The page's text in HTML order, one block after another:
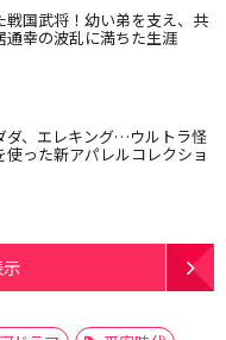
戦国武将！幼い弟を支え、共
通幸の波乱に満ちた生涯
ダ、エレキング…ウルトラ怪
った新アパレルコレクショ